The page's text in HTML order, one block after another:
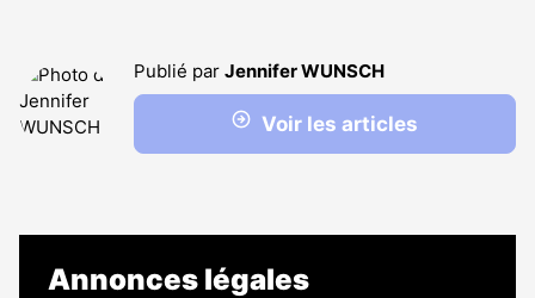
Publié par Jennifer WUNSCH
Voir les articles
Annonces légales